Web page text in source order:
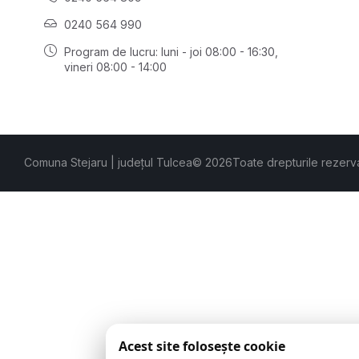
0240 564 990
Program de lucru: luni - joi 08:00 - 16:30,
vineri 08:00 - 14:00
Comuna Stejaru | județul Tulcea© 2026Toate drepturile
Acest site folosește cookie